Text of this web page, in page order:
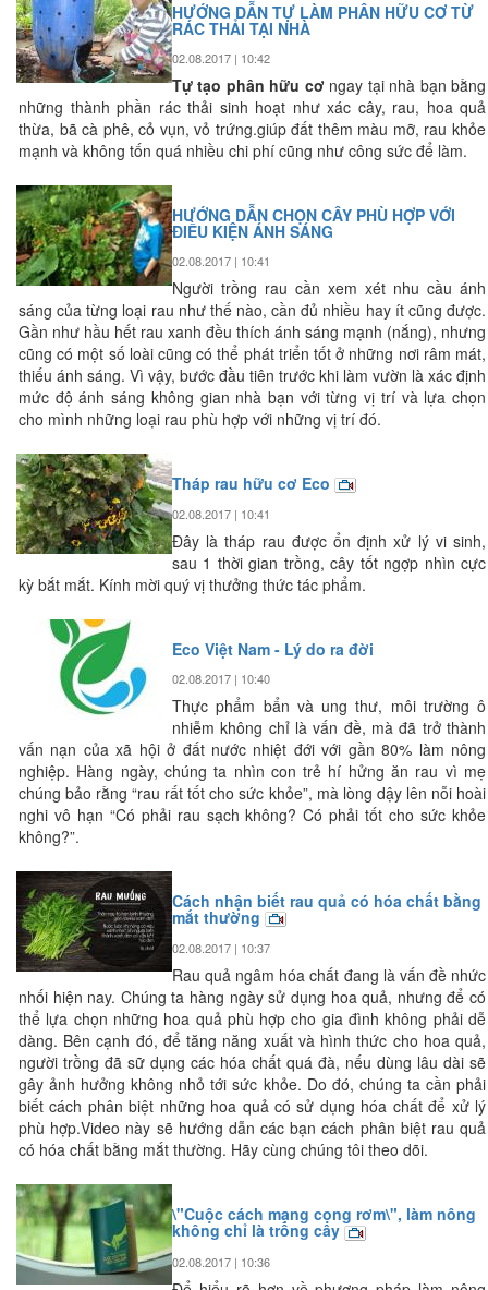
HƯỚNG DẪN TỰ LÀM PHÂN HỮU CƠ TỪ
RÁC THẢI TẠI NHÀ
02.08.2017 | 10:42
Tự tạo phân hữu cơ ngay tại nhà bạn bằng
những thành phần rác thải sinh hoạt như xác cây, rau, hoa quả
thừa, bã cà phê, cỏ vụn, vỏ trứng.giúp đất thêm màu mỡ, rau khỏe
mạnh và không tốn quá nhiều chi phí cũng như công sức để làm.
HƯỚNG DẪN CHỌN CÂY PHÙ HỢP VỚI
ĐIỀU KIỆN ÁNH SÁNG
02.08.2017 | 10:41
Người trồng rau cần xem xét nhu cầu ánh
sáng của từng loại rau như thế nào, cần đủ nhiều hay ít cũng được.
Gần như hầu hết rau xanh đều thích ánh sáng mạnh (nắng), nhưng
cũng có một số loài cũng có thể phát triển tốt ở những nơi râm mát,
thiếu ánh sáng. Vì vậy, bước đầu tiên trước khi làm vườn là xác định
mức độ ánh sáng không gian nhà bạn với từng vị trí và lựa chọn
cho mình những loại rau phù hợp với những vị trí đó.
Tháp rau hữu cơ Eco
02.08.2017 | 10:41
Đây là tháp rau được ổn định xử lý vi sinh,
sau 1 thời gian trồng, cây tốt ngợp nhìn cực
kỳ bắt mắt. Kính mời quý vị thưởng thức tác phẩm.
Eco Việt Nam - Lý do ra đời
02.08.2017 | 10:40
Thực phẩm bẩn và ung thư, môi trường ô
nhiễm không chỉ là vấn đề, mà đã trở thành
vấn nạn của xã hội ở đất nước nhiệt đới với gần 80% làm nông
nghiệp. Hàng ngày, chúng ta nhìn con trẻ hí hửng ăn rau vì mẹ
chúng bảo rằng “rau rất tốt cho sức khỏe”, mà lòng dậy lên nỗi hoài
nghi vô hạn “Có phải rau sạch không? Có phải tốt cho sức khỏe
không?”.
Cách nhận biết rau quả có hóa chất bằng
mắt thường
02.08.2017 | 10:37
Rau quả ngâm hóa chất đang là vấn đề nhức
nhối hiện nay. Chúng ta hàng ngày sử dụng hoa quả, nhưng để có
thể lựa chọn những hoa quả phù hợp cho gia đình không phải dễ
dàng. Bên cạnh đó, để tăng năng xuất và hình thức cho hoa quả,
người trồng đã sữ dụng các hóa chất quá đà, nếu dùng lâu dài sẽ
gây ảnh hưởng không nhỏ tới sức khỏe. Do đó, chúng ta cần phải
biết cách phân biệt những hoa quả có sử dụng hóa chất để xử lý
phù hợp.Video này sẽ hướng dẫn các bạn cách phân biệt rau quả
có hóa chất bằng mắt thường. Hãy cùng chúng tôi theo dõi.
\"Cuộc cách mạng cọng rơm\", làm nông
không chỉ là trồng cây
02.08.2017 | 10:36